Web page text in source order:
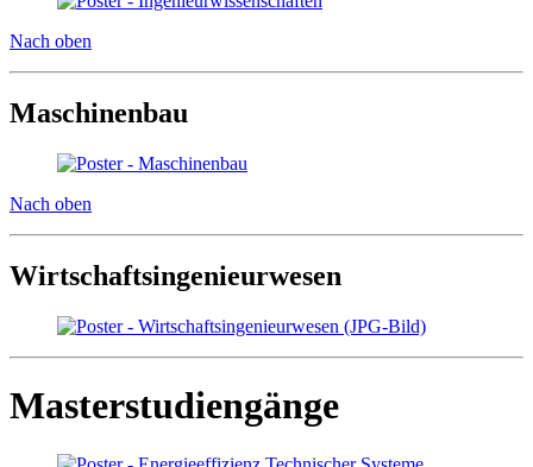
Nach oben
Maschinenbau
Nach oben
Wirtschaftsingenieurwesen
Masterstudiengänge